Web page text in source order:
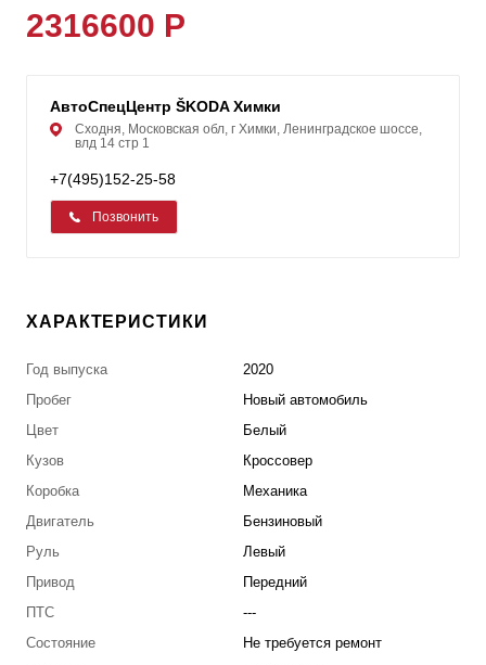
2316600 Р
АвтоСпецЦентр ŠKODA Химки
Сходня, Московская обл, г Химки, Ленинградское шоссе,
влд 14 стр 1
+7(495)152-25-58
Позвонить
ХАРАКТЕРИСТИКИ
Год выпуска
2020
Пробег
Новый автомобиль
Цвет
Белый
Кузов
Кроссовер
Коробка
Механика
Двигатель
Бензиновый
Руль
Левый
Привод
Передний
ПТС
---
Состояние
Не требуется ремонт